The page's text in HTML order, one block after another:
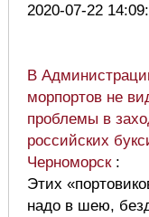
2020-07-22
В
морпортов не
проблемы в
российских
Черноморск :
Этих
надо в шею,